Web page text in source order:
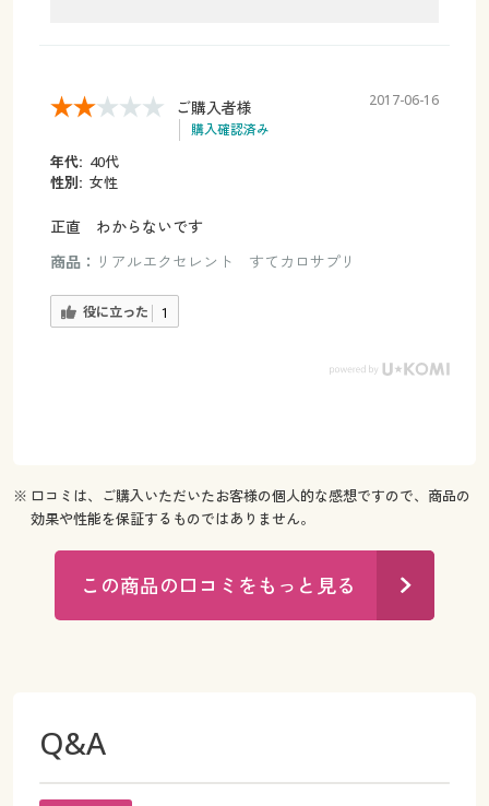
ご購入者様
購入確認済み
2017-06-16
年代: 40代
性別: 女性
正直 わからないです
商品： リアルエクセレント すてカロサプリ
役に立った 1
※ 口コミは、ご購入いただいたお客様の個人的な感想ですので、商品の
効果や性能を保証するものではありません。
この商品の口コミをもっと見る
Q&A